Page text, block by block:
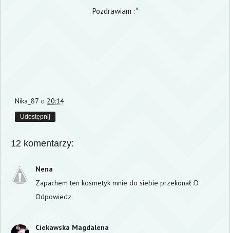
Pozdrawiam :*
Nika_87 o 20:14
Udostępnij
12 komentarzy:
Nena
Zapachem ten kosmetyk mnie do siebie przekonał :D
Odpowiedz
Ciekawska Magdalena